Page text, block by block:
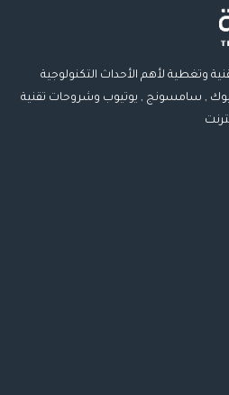
وتغطية لأهم الأحداث التكنولوجية
بوك , سامسونج , يوتيوب وشروحات تقنية